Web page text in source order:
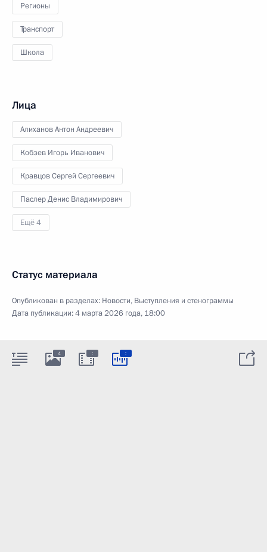
Регионы
Транспорт
Школа
Лица
Алиханов Антон Андреевич
Кобзев Игорь Иванович
Кравцов Сергей Сергеевич
Паслер Денис Владимирович
Ещё 4
Статус материала
Опубликован в разделах: Новости, Выступления и стенограммы
Дата публикации:4 марта 2026 года, 18:00
4 : :